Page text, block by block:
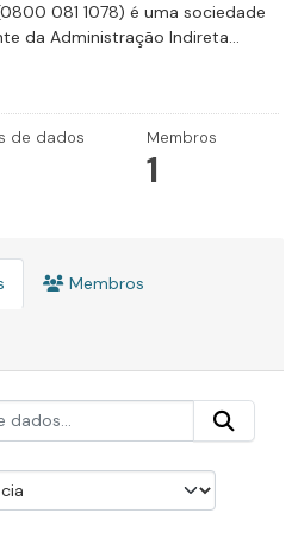
081 1078) é uma sociedade
da Administração Indireta...
de dados Membros
1
Membros